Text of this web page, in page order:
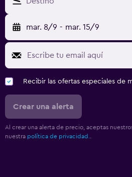
mar. 8/9 - mar. 15/9
Recibir las ofertas especiales de
Crear una alerta
Al crear una alerta de precio, aceptas
nuestra política de privacidad.